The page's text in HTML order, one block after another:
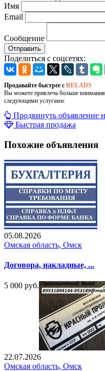
Имя
Email
Сообщение
Отправить
Поделиться с соцсетях:
Продавайте быстрее с RELADS
Вы можете привлечь больше
следующими услугами:
Продвинуть объявление
Быстрая продажа
Похожие объявления
05.08.2026
Омская область, Омск
Договора, накладные, ...
5 000 руб.
22.07.2026
Омская область, Омск